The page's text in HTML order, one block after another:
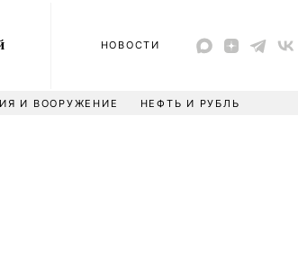
НОВОСТИ
И ВООРУЖЕНИЕ НЕФТЬ И РУБЛЬ